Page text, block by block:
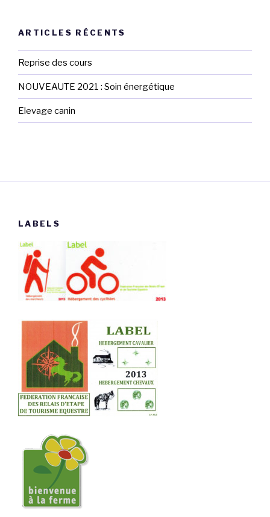
ARTICLES RÉCENTS
Reprise des cours
NOUVEAUTE 2021 : Soin énergétique
Elevage canin
LABELS